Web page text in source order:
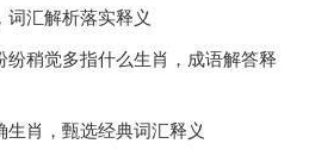
汇解析落实释义
纷稍觉多指什么生肖，成语解答释
肖，甄选经典词汇释义